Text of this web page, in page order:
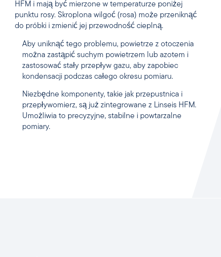
HFM i mają być mierzone w temperaturze poniżej
punktu rosy. Skroplona wilgoć (rosa) może przeniknąć
do próbki i zmienić jej przewodność cieplną.
Aby uniknąć tego problemu, powietrze z otoczenia
można zastąpić suchym powietrzem lub azotem i
zastosować stały przepływ gazu, aby zapobiec
kondensacji podczas całego okresu pomiaru.
Niezbędne komponenty, takie jak przepustnica i
przepływomierz, są już zintegrowane z Linseis HFM.
Umożliwia to precyzyjne, stabilne i powtarzalne
pomiary.